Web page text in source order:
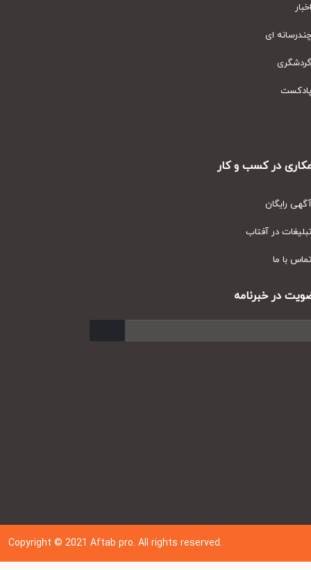
ای
در کسب و کار
رایگان
در آفتاب
با ما
در خبرنامه
Copyright © 202 1Aftab pro. All rights reserved.